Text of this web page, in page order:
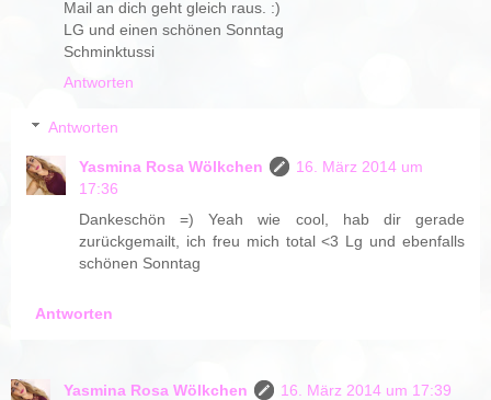
Mail an dich geht gleich raus. :)
LG und einen schönen Sonntag
Schminktussi
Antworten
Antworten
Yasmina Rosa Wölkchen
16. März 2014 um
17:36
Dankeschön =) Yeah wie cool, hab dir gerade
zurückgemailt, ich freu mich total <3 Lg und ebenfalls
schönen Sonntag
Antworten
Yasmina Rosa Wölkchen
16. März 2014 um 17:39